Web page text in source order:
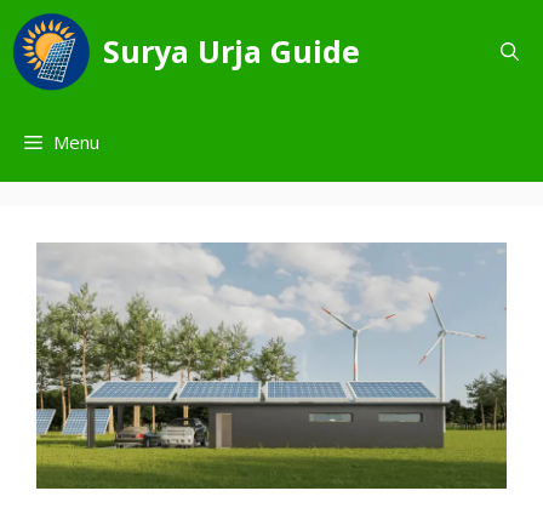
Skip
to
content
Surya Urja Guide
Menu